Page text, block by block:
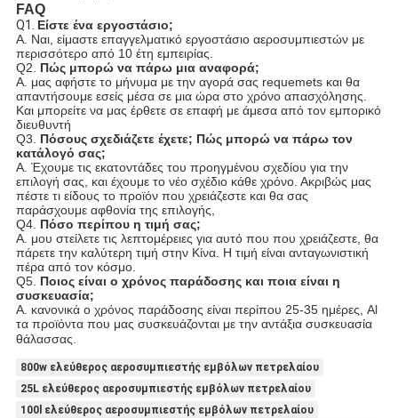
FAQ
Q1. Είστε ένα εργοστάσιο;
Α. Ναι, είμαστε επαγγελματικό εργοστάσιο αεροσυμπιεστών με
περισσότερο από 10 έτη εμπειρίας.
Q2. Πώς μπορώ να πάρω μια αναφορά;
Α. μας αφήστε το μήνυμα με την αγορά σας requemets και θα
απαντήσουμε εσείς μέσα σε μια ώρα στο χρόνο απασχόλησης.
Και μπορείτε να μας έρθετε σε επαφή με άμεσα από τον εμπορικό
διευθυντή
Q3. Πόσους σχεδιάζετε έχετε; Πώς μπορώ να πάρω τον
κατάλογό σας;
Α. Έχουμε τις εκατοντάδες του προηγμένου σχεδίου για την
επιλογή σας, και έχουμε το νέο σχέδιο κάθε χρόνο. Ακριβώς μας
πέστε τι είδους το προϊόν που χρειάζεστε και θα σας
παράσχουμε αφθονία της επιλογής,
Q4. Πόσο περίπου η τιμή σας;
Α. μου στείλετε τις λεπτομέρειες για αυτό που που χρειάζεστε, θα
πάρετε την καλύτερη τιμή στην Κίνα. Η τιμή είναι ανταγωνιστική
πέρα από τον κόσμο.
Q5. Ποιος είναι ο χρόνος παράδοσης και ποια είναι η
συσκευασία;
Α. κανονικά ο χρόνος παράδοσης είναι περίπου 25-35 ημέρες, Al
τα προϊόντα που μας συσκευάζονται με την αντάξια συσκευασία
θάλασσας.
800w ελεύθερος αεροσυμπιεστής εμβόλων πετρελαίου
25L ελεύθερος αεροσυμπιεστής εμβόλων πετρελαίου
100l ελεύθερος αεροσυμπιεστής εμβόλων πετρελαίου